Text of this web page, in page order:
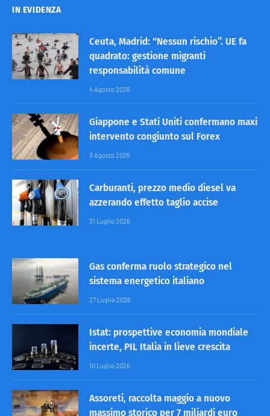
IN EVIDENZA
Ceuta, Madrid: “Nessun rischio”. UE fa
quadrato: gestione migranti
responsabilità comune
4 Agosto 2026
Giappone e Stati Uniti confermano maxi
intervento congiunto sul Forex
3 Agosto 2026
Carburanti, prezzo medio diesel va
azzerando effetto taglio accise
31 Luglio 2026
Gas conferma ruolo strategico nel
sistema energetico italiano
27 Luglio 2026
Istat: prospettive economia mondiale
incerte, PIL Italia in lieve crescita
10 Luglio 2026
Assoreti, raccolta maggio a nuovo
massimo storico per 7 miliardi euro